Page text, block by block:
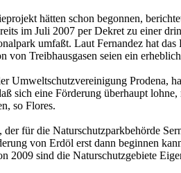
hätten schon begonnen,
im Juli 2007 per Dekret zu einer
umfaßt. Laut Fernandez hat
von Treibhausgasen seien ein
Umweltschutzvereinigung Prodena,
sich eine Förderung überhaupt
so Flores.
für die Naturschutzparkbehörde
von Erdöl erst dann beginnen
2009 sind die Naturschutzgebiete